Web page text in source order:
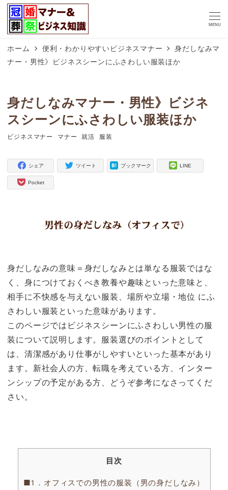
MENU
ホーム 便利・わかりやすいビジネスマナー
身だしなみマ
ナー・男性》ビジネスシーンにふさわしい服装ほか
身だしなみマナー・男性》ビジネ
スシーンにふさわしい服装ほか
タグ
ビジネスマナー
タグ
マナー
タグ
就活
タグ
服装
シェア ツイート ブックマーク LINE
Pocket
身だしなみの意味＝身だしなみとは単なる服装ではな
く、身につけておくべき教養や趣味といった意味と、
相手に不快感を与えない服装、場所や立場・地位 にふ
さわしい服装といった意味があります。
このページではビジネスシーンにふさわしい男性の服
装について説明します。服装選びのポイントとして
は、清潔感があり仕事がしやすいといった基本があり
ます。新社会人の方、転職を考えている方、インター
ンシップの予定がある方、どうぞ参考になさってくだ
さい。
目次
■1．オフィスでの男性の服装（男の身だしなみ）